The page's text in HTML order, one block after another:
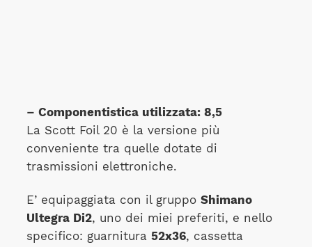
– Componentistica utilizzata: 8,5
La Scott Foil 20 è la versione più
conveniente tra quelle dotate di
trasmissioni elettroniche.
E’ equipaggiata con il gruppo Shimano
Ultegra Di2, uno dei miei preferiti, e nello
specifico: guarnitura 52x36, cassetta